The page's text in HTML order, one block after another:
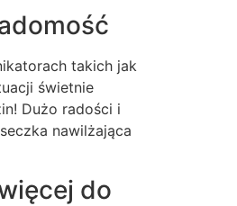
takich jak
świetnie
Dużo radości i
nawilżająca
do